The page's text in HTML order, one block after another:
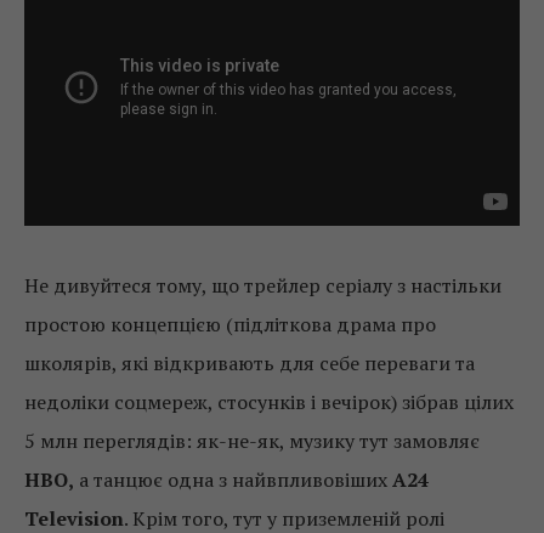
Не дивуйтеся тому, що трейлер серіалу з настільки
простою концепцією (підліткова драма про
школярів, які відкривають для себе переваги та
недоліки соцмереж, стосунків і вечірок) зібрав цілих
5 млн переглядів: як-не-як, музику тут замовляє
HBO, а танцює одна з найвпливовішихA24
Television. Крім того, тут у приземленій ролі